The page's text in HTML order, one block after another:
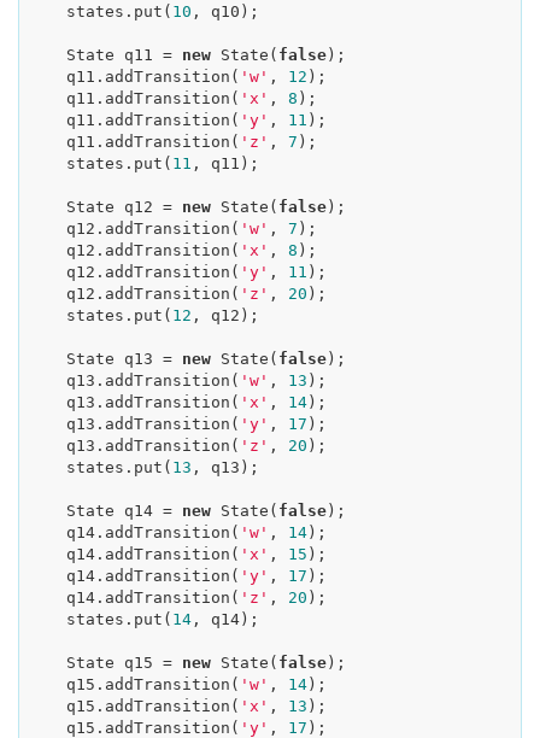
    states.put(
10 , q10);
    State q11 =
new State( false);
    q11.addTransition(
'w' , 12 );
    q11.addTransition(
'x' , 8 );
    q11.addTransition(
'y' , 11 );
    q11.addTransition(
'z' , 7 );
    states.put(
11 , q11);
    State q12 =
new State( false);
    q12.addTransition(
'w' , 7 );
    q12.addTransition(
'x' , 8 );
    q12.addTransition(
'y' , 11 );
    q12.addTransition(
'z' , 20 );
    states.put(
12 , q12);
    State q13 =
new State( false);
    q13.addTransition(
'w' , 13 );
    q13.addTransition(
'x' , 14);
    q13.addTransition(
'y' , 17 );
    q13.addTransition(
'z' , 20 );
    states.put(
13 , q13);
    State q14 =
new State( false);
    q14.addTransition(
'w' , 14);
    q14.addTransition(
'x' , 15 );
    q14.addTransition(
'y' , 17 );
    q14.addTransition(
'z' , 20 );
    states.put(
14, q14);
    State q15 =
new State( false);
    q15.addTransition(
'w' , 14);
    q15.addTransition(
'x' , 13 );
    q15.addTransition(
'y' , 17 );